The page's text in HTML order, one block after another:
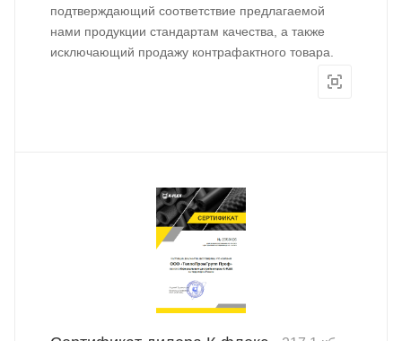
подтверждающий соответствие предлагаемой
нами продукции стандартам качества, а также
исключающий продажу контрафактного товара.